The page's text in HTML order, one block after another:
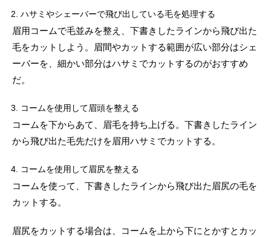
ハサミやシェーバーで飛び出している毛を処理する
眉用コームで毛並みを整え、下書きしたラインから飛び出た
毛をカットしよう。眉間やカットする範囲が広い部分はシェ
ーバーを、細かい部分はハサミでカットするのがおすすめ
だ。
コームを使用して眉頭を整える
コームを下からあて、眉毛を持ち上げる。下書きしたライン
から飛び出た毛先だけを眉用ハサミでカットする。
コームを使用して眉尻を整える
コームを使って、下書きしたラインから飛び出た眉尻の毛を
カットする。
眉尻をカットする場合は、コームを上から下にとかすとカッ